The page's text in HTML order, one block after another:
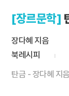
[장르문학]
장다혜 지음
북레시피
탄금 - 장다혜 지